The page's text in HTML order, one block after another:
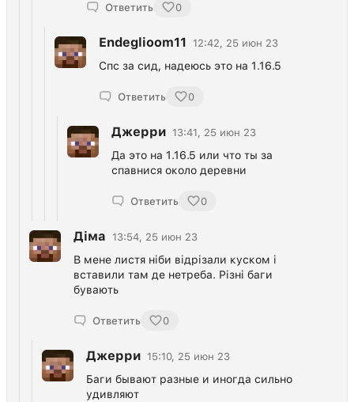
Ответить 0
Endeglioom11 12:42, 25 июн 23
Спс за сид, надеюсь это на 1.16.5
Ответить 0
Джерри 13:41, 25 июн 23
Да это на 1.16.5 или что ты за
спавнися около деревни
Ответить 0
Діма 13:54, 25 июн 23
В мене листя ніби відрізали куском і
вставили там де нетреба. Різні баги
бувають
Ответить 0
Джерри 15:10, 25 июн 23
Баги бывают разные и иногда сильно
удивляют